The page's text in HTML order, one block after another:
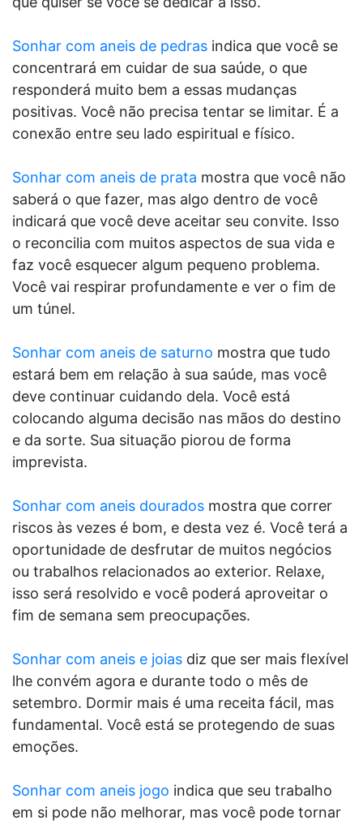
Sonhar com aneis de pedras indica que você se
concentrará em cuidar de sua saúde, o que
responderá muito bem a essas mudanças
positivas. Você não precisa tentar se limitar. É a
conexão entre seu lado espiritual e físico.
Sonhar com aneis de prata mostra que você não
saberá o que fazer, mas algo dentro de você
indicará que você deve aceitar seu convite. Isso
o reconcilia com muitos aspectos de sua vida e
faz você esquecer algum pequeno problema.
Você vai respirar profundamente e ver o fim de
um túnel.
Sonhar com aneis de saturno mostra que tudo
estará bem em relação à sua saúde, mas você
deve continuar cuidando dela. Você está
colocando alguma decisão nas mãos do destino
e da sorte. Sua situação piorou de forma
imprevista.
Sonhar com aneis dourados mostra que correr
riscos às vezes é bom, e desta vez é. Você terá a
oportunidade de desfrutar de muitos negócios
ou trabalhos relacionados ao exterior. Relaxe,
isso será resolvido e você poderá aproveitar o
fim de semana sem preocupações.
Sonhar com aneis e joias diz que ser mais flexível
lhe convém agora e durante todo o mês de
setembro. Dormir mais é uma receita fácil, mas
fundamental. Você está se protegendo de suas
emoções.
Sonhar com aneis jogo indica que seu trabalho
em si pode não melhorar, mas você pode tornar